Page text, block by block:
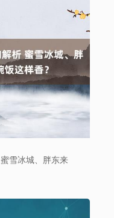
雪冰城、胖东来